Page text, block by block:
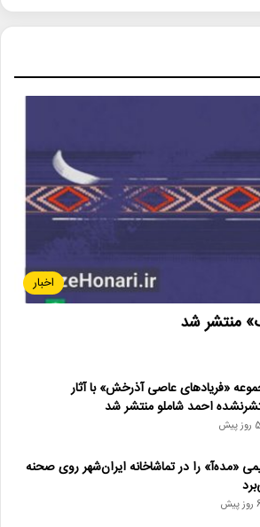
اخبار
منتشر شد
«فریادهای عاصی آذرخش» با آثار
احمد شاملو منتشر شد
5 روز پیش
«مده‌آ» را در تماشاخانه ایران‌شهر روی صحنه
پیش